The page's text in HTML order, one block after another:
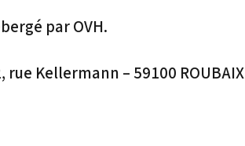
par OVH.
rue Kellermann – 59100 ROUBAIX